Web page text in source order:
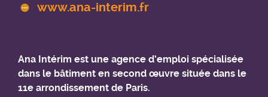
www.ana-interim.fr
Ana Intérim est une agence d’emploi spécialisée
dans le bâtiment en second œuvre située dans le
11e arrondissement de Paris.